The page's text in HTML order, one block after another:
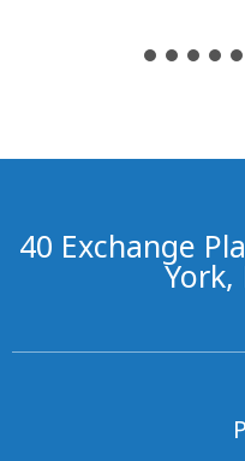
40 Exchange
York,